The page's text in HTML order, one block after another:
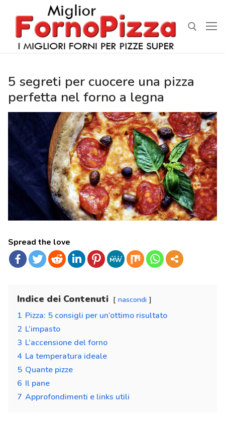
contenuto
5 segreti per cuocere una pizza
perfetta nel forno a legna
Spread the love
Indice dei Contenuti nascondi
1 Pizza: 5 consigli per un’ottimo risultato
2 L’impasto
3 L’accensione del forno
4 La temperatura ideale
5 Quante pizze
6 Il pane
7 Approfondimenti e links utili